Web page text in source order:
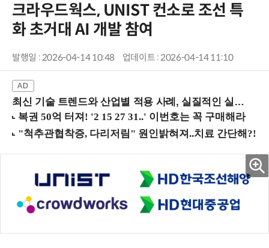
크라우드웍스, UNIST 컨소로 조선 특
화 초거대 AI 개발 참여
발행일 : 2026-04-14 10:48 업데이트 : 2026-04-14 11:10
최신 기술 트렌드와 산업별 적용 사례, 실질적인 실행 전략을 공유 (9/18 양재역)